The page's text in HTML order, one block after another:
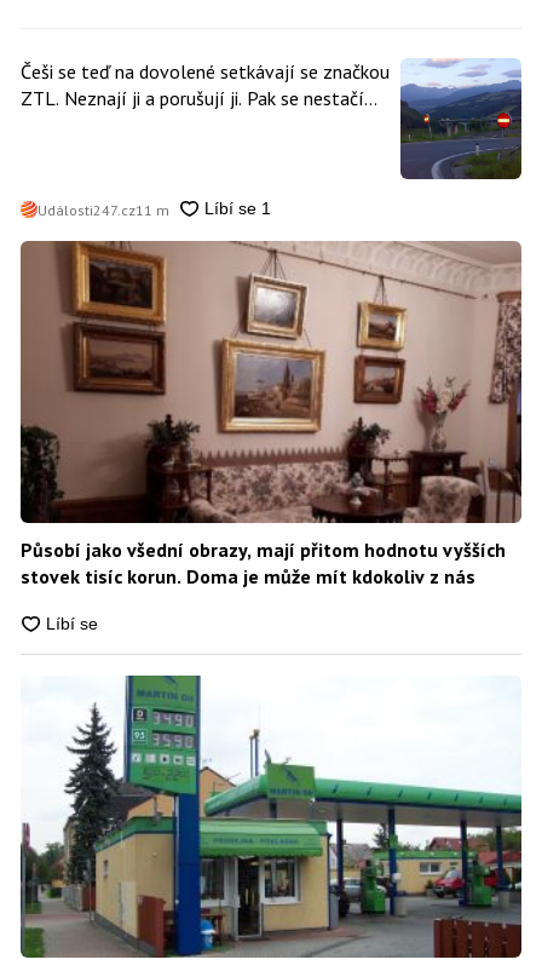
Češi se teď na dovolené setkávají se značkou
ZTL. Neznají ji a porušují ji. Pak se nestačí
Události247.cz11 m
Působí jako všední obrazy, mají přitom hodnotu vyšších
stovek tisíc korun. Doma je může mít kdokoliv z nás